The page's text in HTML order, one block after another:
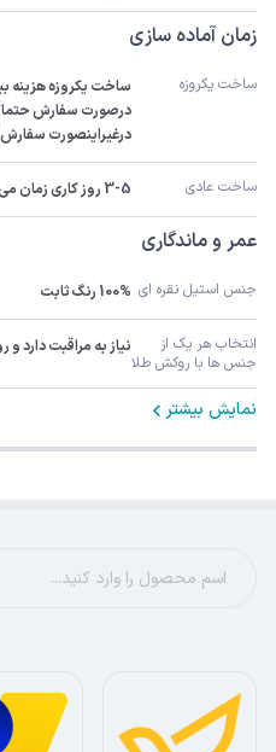
زمان آماده سازی
ساخت یکروزه
درغیراینصورت سفارش 3-5روز کاری ساخته میشود.
ساخت عادی 3-5 روز کاری زمان می برد تا سفارشتان ساخته شود.
عمر و ماندگاری
جنس استیل نقره ای 100% رنگ ثابت
جنس ها با روکش طلا
نیاز به مراقبت دارد و
نمایش بیشتر